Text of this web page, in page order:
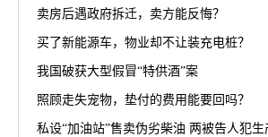
卖房后遇政府拆迁，卖方能反悔？
买了新能源车，物业却不让装充电桩？
我国破获大型假冒“特供酒”案
照顾走失宠物，垫付的费用能要回吗？